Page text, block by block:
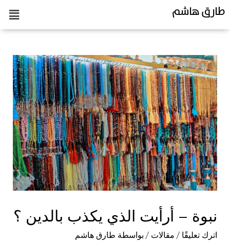
طارق هاشم
نبوة – أرأيت الذي يكذب بالدين ؟
اترك تعليقًا / مقالات / بواسطة طارق هاشم